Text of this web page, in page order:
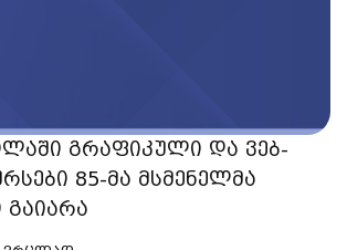
გრაფიკული და ვებ-
85-მა მსმენელმა
გაიარა